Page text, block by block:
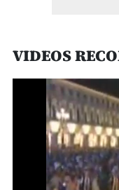
VIDEOS